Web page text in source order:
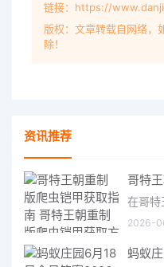
链接：https://
版权：文章转载自网络，
除！
资讯推荐
在哥特
2026-
蚂蚁